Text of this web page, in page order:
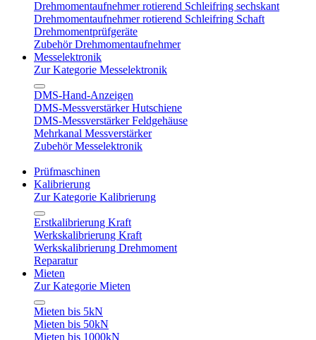
Drehmomentaufnehmer rotierend Schleifring sechskant
Drehmomentaufnehmer rotierend Schleifring Schaft
Drehmomentprüfgeräte
Zubehör Drehmomentaufnehmer
Messelektronik
Zur Kategorie Messelektronik
DMS-Hand-Anzeigen
DMS-Messverstärker Hutschiene
DMS-Messverstärker Feldgehäuse
Mehrkanal Messverstärker
Zubehör Messelektronik
Prüfmaschinen
Kalibrierung
Zur Kategorie Kalibrierung
Erstkalibrierung Kraft
Werkskalibrierung Kraft
Werkskalibrierung Drehmoment
Reparatur
Mieten
Zur Kategorie Mieten
Mieten bis 5kN
Mieten bis 50kN
Mieten bis 1000kN